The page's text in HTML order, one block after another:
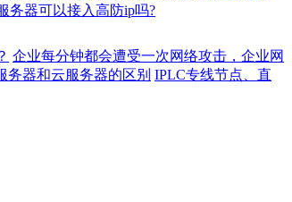
务器可以接入高防ip吗?
企业每分钟都会遭受一次网络攻击，企业网
务器和云服务器的区别 IPLC专线节点、直